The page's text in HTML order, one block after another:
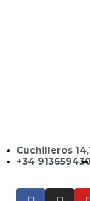
Cuchilleros
+34